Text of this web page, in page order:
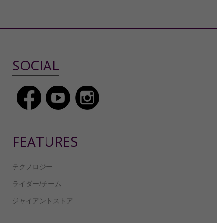
SOCIAL
FEATURES
テクノロジー
ライダー/チーム
ジャイアントストア